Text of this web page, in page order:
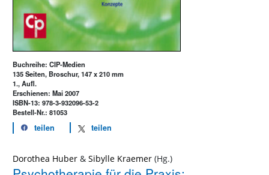
Buchreihe: CIP-Medien
135 Seiten, Broschur, 147 x 210 mm
1., Aufl.
Erschienen: Mai 2007
ISBN-13: 978-3-932096-53-2
Bestell-Nr.: 81053
teilen teilen
Dorothea Huber & Sibylle Kraemer